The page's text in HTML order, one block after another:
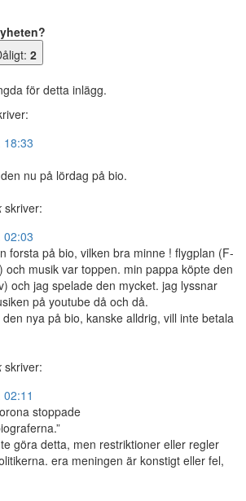
2
för detta inlägg.
18:33
nu på lördag på bio.
skriver:
02:03
forsta på bio, vilken bra minne ! flygplan (F-
och musik var toppen. min pappa köpte den
och jag spelade den mycket. jag lyssnar
på youtube då och då.
nya på bio, kanske alldrig, vill inte betala
skriver:
stoppade
göra detta, men restriktioner eller regler
era meningen är konstigt eller fel,